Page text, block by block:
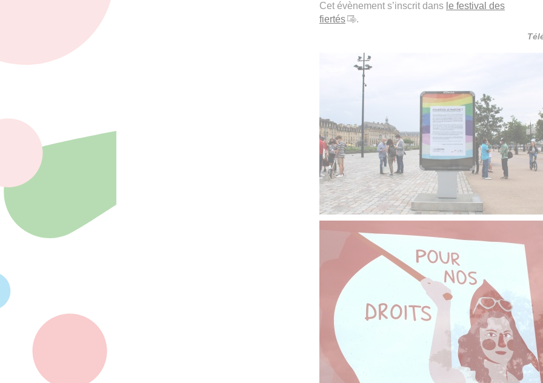
Cet évènement s’inscrit dans le festival des
fiertés
.